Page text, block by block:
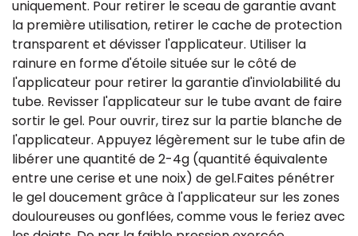
uniquement. Pour retirer le sceau de garantie avant
la première utilisation, retirer le cache de protection
transparent et dévisser l'applicateur. Utiliser la
rainure en forme d'étoile située sur le côté de
l'applicateur pour retirer la garantie d'inviolabilité du
tube. Revisser l'applicateur sur le tube avant de faire
sortir le gel. Pour ouvrir, tirez sur la partie blanche de
l'applicateur. Appuyez légèrement sur le tube afin de
libérer une quantité de 2-4g (quantité équivalente
entre une cerise et une noix) de gel.Faites pénétrer
le gel doucement grâce à l'applicateur sur les zones
douloureuses ou gonflées, comme vous le feriez avec